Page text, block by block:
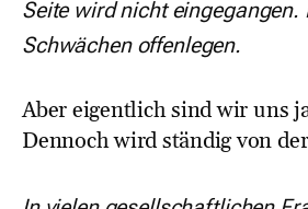
Seite wird nicht
Schwächen offenlegen.
Aber eigentlich sind wir uns
Dennoch wird ständig von